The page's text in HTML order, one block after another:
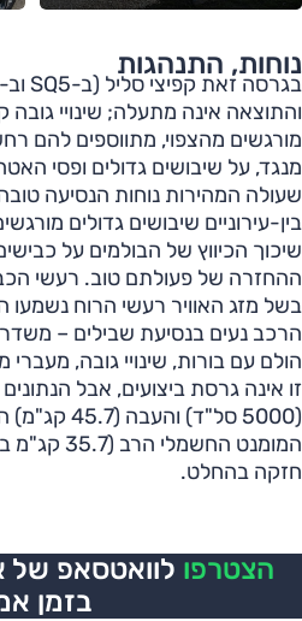
נוחות, התנהגות
והתוצאה אינה מתעלה; שינויי גובה
מורגשים מהצפוי, מתווספים להם
מנגד, על שיבושים גדולים ופסי
שעולה המהירות נוחות הנסיעה
בין-עירוניים שיבושים גדולים
שיכוך הכיווץ של הבולמים על
ההחזרה של פעולתם טוב. רעשי
בשל מזג האוויר רעשי הרוח נשמעו
הרכב נעים בנסיעת שבילים – משדר
הולם עם בורות, שינויי גובה, מעברי
זו אינה גרסת ביצועים, אבל
(5000 סל"ד)
חזקה בהחלט.
הצטרפו לוואטסאפ של
בזמן